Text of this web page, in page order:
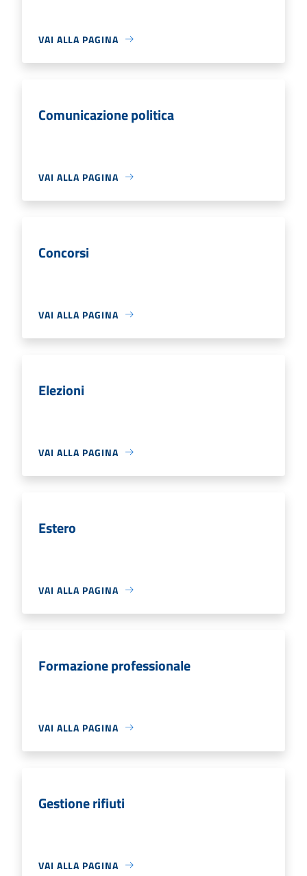
VAI ALLA PAGINA
Comunicazione politica
VAI ALLA PAGINA
Concorsi
VAI ALLA PAGINA
Elezioni
VAI ALLA PAGINA
Estero
VAI ALLA PAGINA
Formazione professionale
VAI ALLA PAGINA
Gestione rifiuti
VAI ALLA PAGINA